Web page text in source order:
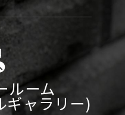
ルーム
ギャラリー)